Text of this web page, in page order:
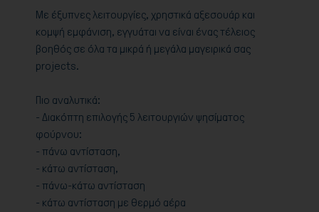
Με έξυπνες λειτουργίες, χρηστικά αξεσουάρ και
κομψή εμφάνιση, εγγυάται να είναι ένας τέλειος
βοηθός σε όλα τα μικρά ή μεγάλα μαγειρικά σας
projects.
Πιο αναλυτικά:
- Διακόπτη επιλογής 5 λειτουργιών ψησίματος
φούρνου:
- πάνω αντίσταση,
- κάτω αντίσταση,
- πάνω-κάτω αντίσταση
- κάτω αντίσταση με θερμό αέρα